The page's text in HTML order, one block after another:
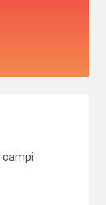
I campi